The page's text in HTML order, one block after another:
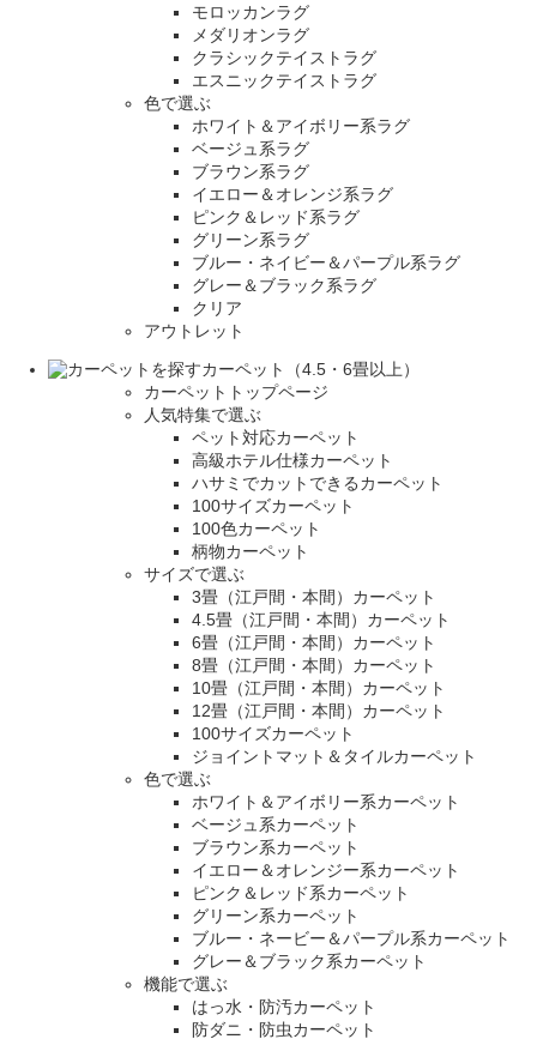
モロッカンラグ
メダリオンラグ
クラシックテイストラグ
エスニックテイストラグ
色で選ぶ
ホワイト＆アイボリー系ラグ
ベージュ系ラグ
ブラウン系ラグ
イエロー＆オレンジ系ラグ
ピンク＆レッド系ラグ
グリーン系ラグ
ブルー・ネイビー＆パープル系ラグ
グレー＆ブラック系ラグ
クリア
アウトレット
カーペット（4.5・6畳以上）
カーペットトップページ
人気特集で選ぶ
ペット対応カーペット
高級ホテル仕様カーペット
ハサミでカットできるカーペット
100サイズカーペット
100色カーペット
柄物カーペット
サイズで選ぶ
3畳（江戸間・本間）カーペット
4.5畳（江戸間・本間）カーペット
6畳（江戸間・本間）カーペット
8畳（江戸間・本間）カーペット
10畳（江戸間・本間）カーペット
12畳（江戸間・本間）カーペット
100サイズカーペット
ジョイントマット＆タイルカーペット
色で選ぶ
ホワイト＆アイボリー系カーペット
ベージュ系カーペット
ブラウン系カーペット
イエロー＆オレンジー系カーペット
ピンク＆レッド系カーペット
グリーン系カーペット
ブルー・ネービー＆パープル系カーペット
グレー＆ブラック系カーペット
機能で選ぶ
はっ水・防汚カーペット
防ダニ・防虫カーペット